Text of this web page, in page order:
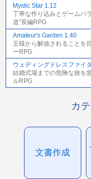
Mystic Star 1.12
丁寧な作り込みとゲームバ
道”長編RPG
Amateur's Garden 1.40
王様から解放されることを
ーRPG
ウェディングドレスファイ
結婚式場までの危険な旅を
ルRPG
カ
文書作成